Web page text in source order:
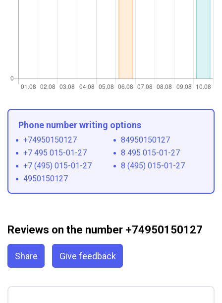
Phone number writing options
+74950150127
84950150127
+7 495 015-01-27
8 495 015-01-27
+7 (495) 015-01-27
8 (495) 015-01-27
4950150127
Reviews on the number +74950150127
Share Give feedback